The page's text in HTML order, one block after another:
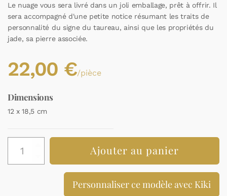
Le nuage vous sera livré dans un joli emballage, prêt à offrir. Il
sera accompagné d'une petite notice résumant les traits de
personnalité du signe du taureau, ainsi que les propriétés du
jade, sa pierre associée.
22,00 €/pièce
Dimensions
12 x 18,5 cm
Décoration
Ajouter au panier
Personnaliser ce modèle avec Kiki